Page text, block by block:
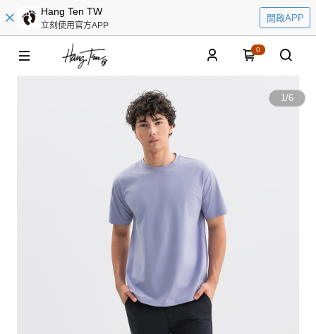
Hang Ten TW
立刻使用官方APP
開啟APP
0
1/6